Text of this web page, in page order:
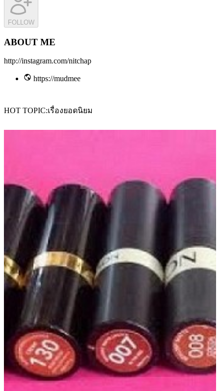
FOLLOW
ABOUT ME
http://instagram.com/nitchap
https://mudmee
HOT TOPIC เรื่องยอดนิยม